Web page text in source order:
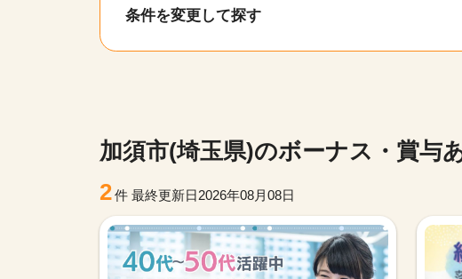
条件を変更して探す
加須市(埼玉県)のボーナス・賞与
2件 最終更新日2026年08月08日